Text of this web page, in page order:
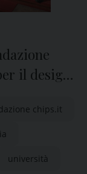
il design
chips.it
università